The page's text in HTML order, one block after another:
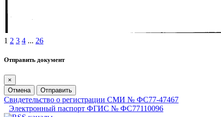
1 2 3 4 ... 26
Отправить документ
×
Отмена
Отправить
Свидетельство о регистрации СМИ № ФС77-47467
Электронный паспорт ФГИС № ФС77110096